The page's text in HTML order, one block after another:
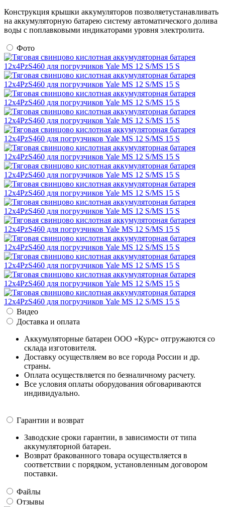
Конструкция крышки аккумуляторов позволяетустанавливать
на аккумуляторную батарею систему автоматического долива
воды с поплавковыми индикаторами уровня электролита.
Фото
Видео
Доставка и оплата
Аккумуляторные батареи ООО «Курс» отгружаются со
склада изготовителя.
Доставку осуществляем во все города России и др.
страны.
Оплата осуществляется по безналичному расчету.
Все условия оплаты оборудования обговариваются
индивидуально.
Гарантии и возврат
Заводские сроки гарантии, в зависимости от типа
аккумуляторной батареи.
Возврат бракованного товара осуществляется в
соответствии с порядком, установленным договором
поставки.
Файлы
Отзывы